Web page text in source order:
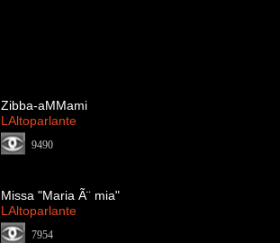
Zibba-aMMami
LAltoparlante
9490
Missa "Maria Ã¨ mia"
LAltoparlante
7954